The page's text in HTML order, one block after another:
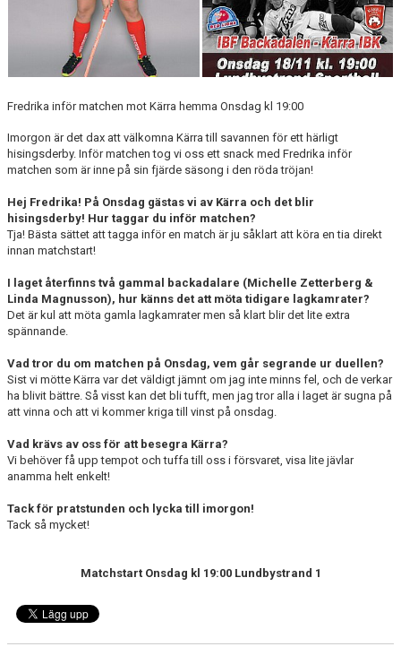
MEDLEMSINFO
DOKUMENT
KLUBBSHOPEN
BILDGALLERI
Fredrika inför matchen mot Kärra hemma Onsdag kl 19:00
Imorgon är det dax att välkomna Kärra till savannen för ett härligt
hisingsderby. Inför matchen tog vi oss ett snack med Fredrika inför
matchen som är inne på sin fjärde säsong i den röda tröjan!
Hej Fredrika! På Onsdag gästas vi av Kärra och det blir
hisingsderby! Hur taggar du inför matchen?
Tja! Bästa sättet att tagga inför en match är ju såklart att köra en tia direkt
innan matchstart!
I laget återfinns två gammal backadalare (Michelle Zetterberg &
Linda Magnusson), hur känns det att möta tidigare lagkamrater?
Det är kul att möta gamla lagkamrater men så klart blir det lite extra
spännande.
Vad tror du om matchen på Onsdag, vem går segrande ur duellen?
Sist vi mötte Kärra var det väldigt jämnt om jag inte minns fel, och de verkar
ha blivit bättre. Så visst kan det bli tufft, men jag tror alla i laget är sugna på
att vinna och att vi kommer kriga till vinst på onsdag.
Vad krävs av oss för att besegra Kärra?
Vi behöver få upp tempot och tuffa till oss i försvaret, visa lite jävlar
anamma helt enkelt!
Tack för pratstunden och lycka till imorgon!
Tack så mycket!
Matchstart Onsdag kl 19:00 Lundbystrand 1